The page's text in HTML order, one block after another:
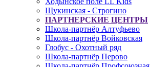
Щукинская - Строгино
ПАРТНЕРСКИЕ ЦЕНТРЫ
Школа-партнёр Алтуфьево
Школа-партнёр Войковская
Глобус - Охотный ряд
Школа-партнёр Перово